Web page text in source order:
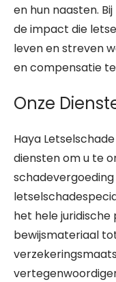
en hun naasten.
de impact die
leven en streven
en compensatie
Onze
Haya
diensten om u te
het hele
bewijsmateriaal